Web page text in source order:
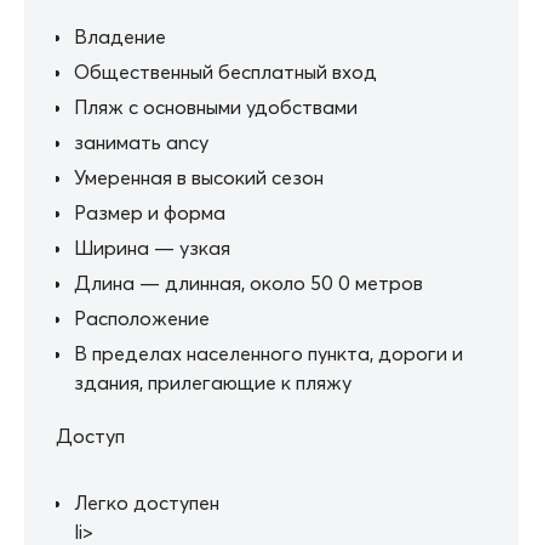
Владение
Общественный бесплатный вход
Пляж с основными удобствами
занимать ancy
Умеренная в высокий сезон
Размер и форма
Ширина — узкая
Длина — длинная, около 50 0 метров
Расположение
В пределах населенного пункта, дороги и
здания, прилегающие к пляжу
Доступ
Легко доступен
li>